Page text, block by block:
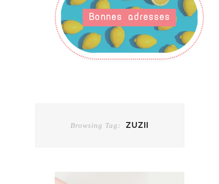
Bonnes adresses
Browsing Tag: ZUZII